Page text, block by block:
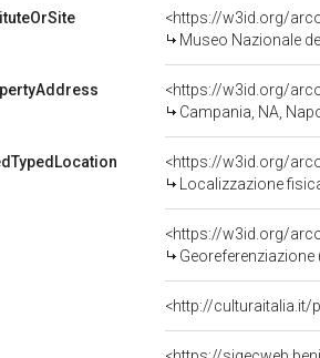
<https://w3id.org/
Museo Nazionale
<https://w3id.org/
Campania, NA,
<https://w3id.org/
Localizzazione
<https://w3id.org/
<http://culturaitalia.it/